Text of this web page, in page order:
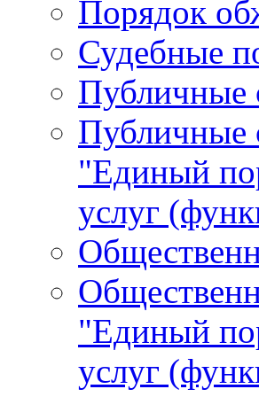
Порядок
Судебные
Публичные
Публичные
"Единый
услуг
"Единый
услуг